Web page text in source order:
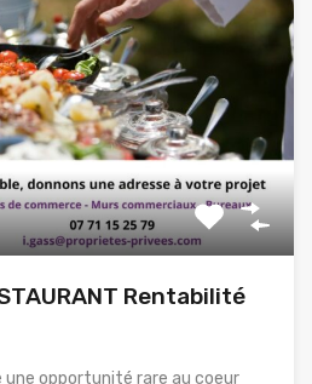
Rentabilité
une opportunité rare au coeur